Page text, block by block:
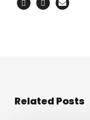
Related Posts